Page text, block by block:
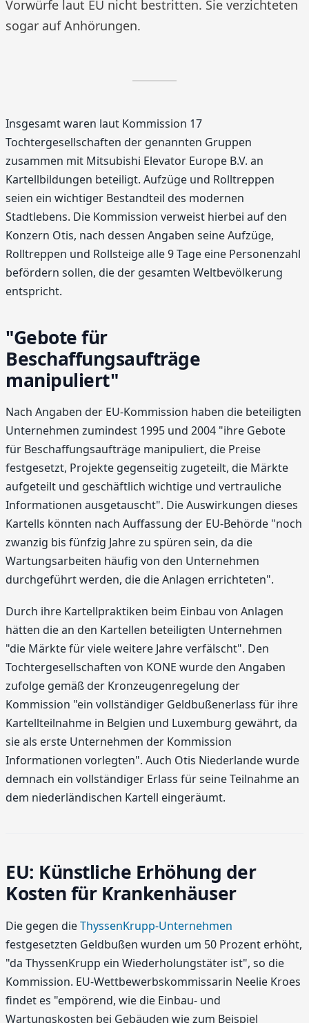
Vorwürfe laut EU nicht bestritten. Sie verzichteten
sogar auf Anhörungen.
Insgesamt waren laut Kommission 17
Tochtergesellschaften der genannten Gruppen
zusammen mit Mitsubishi Elevator Europe B.V. an
Kartellbildungen beteiligt. Aufzüge und Rolltreppen
seien ein wichtiger Bestandteil des modernen
Stadtlebens. Die Kommission verweist hierbei auf den
Konzern Otis, nach dessen Angaben seine Aufzüge,
Rolltreppen und Rollsteige alle 9 Tage eine Personenzahl
befördern sollen, die der gesamten Weltbevölkerung
entspricht.
"Gebote für
Beschaffungsaufträge
manipuliert"
Nach Angaben der EU-Kommission haben die beteiligten
Unternehmen zumindest 1995 und 2004 "ihre Gebote
für Beschaffungsaufträge manipuliert, die Preise
festgesetzt, Projekte gegenseitig zugeteilt, die Märkte
aufgeteilt und geschäftlich wichtige und vertrauliche
Informationen ausgetauscht". Die Auswirkungen dieses
Kartells könnten nach Auffassung der EU-Behörde "noch
zwanzig bis fünfzig Jahre zu spüren sein, da die
Wartungsarbeiten häufig von den Unternehmen
durchgeführt werden, die die Anlagen errichteten".
Durch ihre Kartellpraktiken beim Einbau von Anlagen
hätten die an den Kartellen beteiligten Unternehmen
"die Märkte für viele weitere Jahre verfälscht". Den
Tochtergesellschaften von KONE wurde den Angaben
zufolge gemäß der Kronzeugenregelung der
Kommission "ein vollständiger Geldbußenerlass für ihre
Kartellteilnahme in Belgien und Luxemburg gewährt, da
sie als erste Unternehmen der Kommission
Informationen vorlegten". Auch Otis Niederlande wurde
demnach ein vollständiger Erlass für seine Teilnahme an
dem niederländischen Kartell eingeräumt.
EU: Künstliche Erhöhung der
Kosten für Krankenhäuser
Die gegen dieThyssenKrupp-Unternehmen
festgesetzten Geldbußen wurden um 50 Prozent erhöht,
"da ThyssenKrupp ein Wiederholungstäter ist", so die
Kommission. EU-Wettbewerbskommissarin Neelie Kroes
findet es "empörend, wie die Einbau- und
Wartungskosten bei Gebäuden wie zum Beispiel